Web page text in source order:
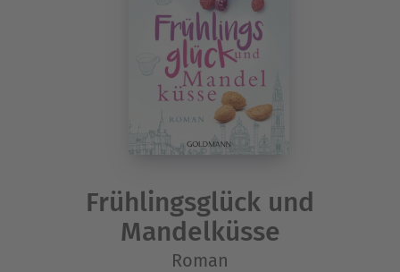
Frühlingsglück und
Mandelküsse
Roman